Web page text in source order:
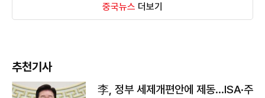
중국뉴스 더보기
추천기사
李, 정부 세제개편안에 제동…ISA·주